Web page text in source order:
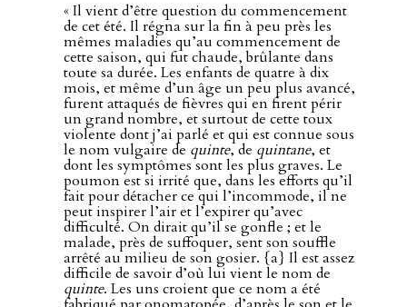
« Il vient d’être question du commencement
de cet été. Il régna sur la fin à peu près les
mêmes maladies qu’au commencement de
cette saison, qui fut chaude, brûlante dans
toute sa durée. Les enfants de quatre à dix
mois, et même d’un âge un peu plus avancé,
furent attaqués de fièvres qui en firent périr
un grand nombre, et surtout de cette toux
violente dont j’ai parlé et qui est connue sous
le nom vulgaire de quinte, de quintane, et
dont les symptômes sont les plus graves. Le
poumon est si irrité que, dans les efforts qu’il
fait pour détacher ce qui l’incommode, il ne
peut inspirer l’air et l’expirer qu’avec
difficulté. On dirait qu’il se gonfle ; et le
malade, près de suffoquer, sent son souffle
arrêté au milieu de son gosier. {a} Il est assez
difficile de savoir d’où lui vient le nom de
quinte. Les uns croient que ce nom a été